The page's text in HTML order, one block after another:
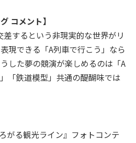
コメント】
するという非現実的な世界がリ
現できる「A列車で行こう」なら
した夢の競演が楽しめるのは「A
「鉄道模型」共通の醍醐味では
がる観光ライン』フォトコンテ